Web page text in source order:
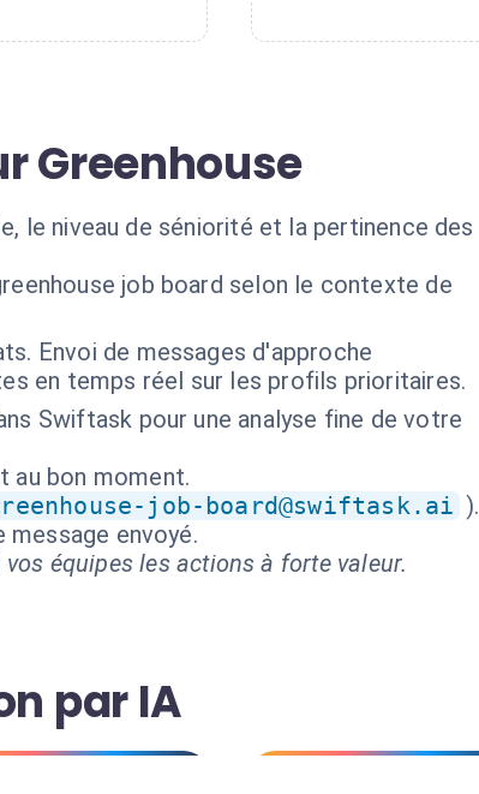
Greenhouse
le niveau de séniorité et la pertinence des
job board selon le contexte de
Envoi de messages d'approche
en temps réel sur les profils prioritaires.
Swiftask pour une analyse fine de votre
au bon moment.
job-board@swiftask.ai ).
envoyé.
équipes les actions à forte valeur.
par IA